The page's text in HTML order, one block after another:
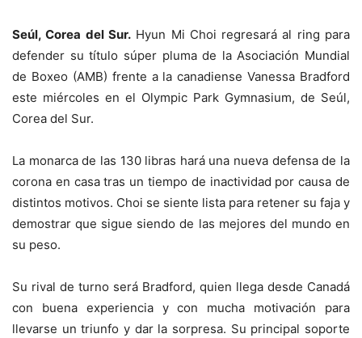
Seúl, Corea del Sur.Hyun Mi Choi regresará al ring para
defender su título súper pluma de la Asociación Mundial
de Boxeo (AMB) frente a la canadiense Vanessa Bradford
este miércoles en el Olympic Park Gymnasium, de Seúl,
Corea del Sur.
La monarca de las 130 libras hará una nueva defensa de la
corona en casa tras un tiempo de inactividad por causa de
distintos motivos. Choi se siente lista para retener su faja y
demostrar que sigue siendo de las mejores del mundo en
su peso.
Su rival de turno será Bradford, quien llega desde Canadá
con buena experiencia y con mucha motivación para
llevarse un triunfo y dar la sorpresa. Su principal soporte